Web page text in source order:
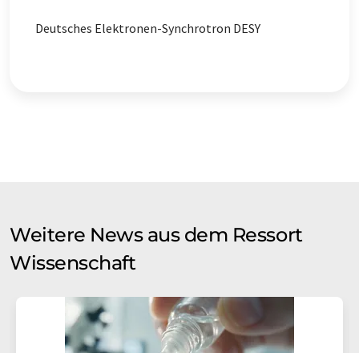
Deutsches Elektronen-Synchrotron DESY
Weitere News aus dem Ressort
Wissenschaft